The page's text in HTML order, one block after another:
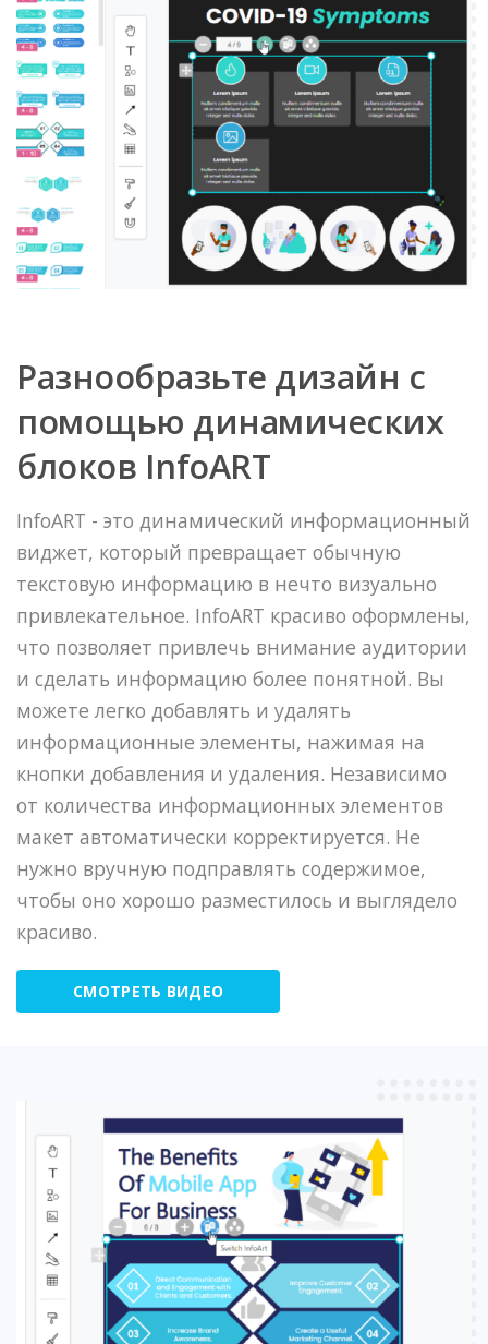
Разнообразьте дизайн с
помощью динамических
блоков InfoART
InfoART - это динамический информационный
виджет, который превращает обычную
текстовую информацию в нечто визуально
привлекательное. InfoART красиво оформлены,
что позволяет привлечь внимание аудитории
и сделать информацию более понятной. Вы
можете легко добавлять и удалять
информационные элементы, нажимая на
кнопки добавления и удаления. Независимо
от количества информационных элементов
макет автоматически корректируется. Не
нужно вручную подправлять содержимое,
чтобы оно хорошо разместилось и выглядело
красиво.
СМОТРЕТЬ ВИДЕО